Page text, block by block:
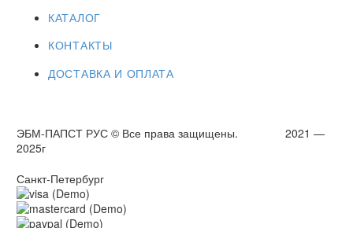
КАТАЛОГ
КОНТАКТЫ
ДОСТАВКА И ОПЛАТА
ЭБМ-ПАПСТ РУС © Все права защищены. 2021 —
2025г
Санкт-Петербург